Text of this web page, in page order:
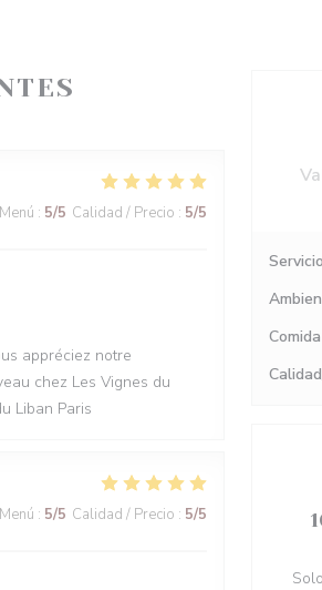
Menú : 5/5 Calidad / Precio : 5/5
appréciez notre
chez Les Vignes du
Liban Paris
Menú : 5/5 Calidad / Precio : 5/5
Servicio
Comida